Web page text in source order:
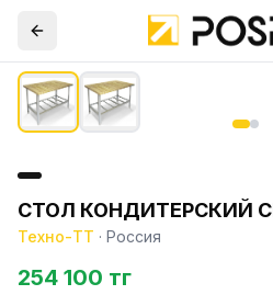
СТОЛ КОНДИТЕРСКИЙ
Техно-ТТ · Россия
254 100 тг